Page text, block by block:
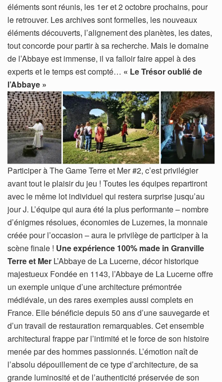
éléments sont réunis, les 1er et 2 octobre prochains, pour
le retrouver. Les archives sont formelles, les nouveaux
éléments découverts, l’alignement des planètes, les dates,
tout concorde pour partir à sa recherche. Mais le domaine
de l’Abbaye est immense, il va falloir faire appel à des
experts et le temps est compté… « Le Trésor oublié de
l’Abbaye »
Participer à The Game Terre et Mer #2, c’est privilégier
avant tout le plaisir du jeu ! Toutes les équipes repartiront
avec le même lot individuel qui restera surprise jusqu’au
jour J. L’équipe qui aura été la plus performante – nombre
d’énigmes résolues, économies de Luzernes, la monnaie
créée pour l’occasion – aura le privilège de participer à la
scène finale ! Une expérience 100% made in Granville
Terre et Mer L’Abbaye de La Lucerne, décor historique
majestueux Fondée en 1143, l’Abbaye de La Lucerne offre
un exemple unique d’une architecture prémontrée
médiévale, un des rares exemples aussi complets en
France. Elle bénéficie depuis 50 ans d’une sauvegarde et
d’un travail de restauration remarquables. Cet ensemble
architectural frappe par l’intimité et le force de son histoire
menée par des hommes passionnés. L’émotion naît de
l’absolu dépouillement de ce type d’architecture, de sa
grande luminosité et de l’authenticité préservée de son